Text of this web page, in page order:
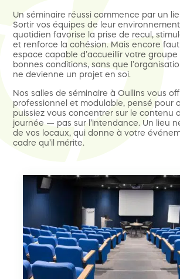
Un séminaire réussi commence par un
Sortir vos équipes de leur
quotidien favorise la prise de recul,
et renforce la cohésion. Mais encore
espace capable d’accueillir votre groupe
bonnes conditions, sans que
ne devienne un projet en soi.
Nos salles de séminaire à Oullins vous
professionnel et modulable, pensé pour
puissiez vous concentrer sur le contenu
journée — pas sur l’intendance. Un lieu
de vos locaux, qui donne à votre
cadre qu’il mérite.